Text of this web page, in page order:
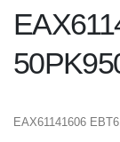
EAX61141606